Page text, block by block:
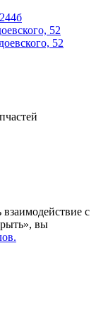
52
52
с
вы